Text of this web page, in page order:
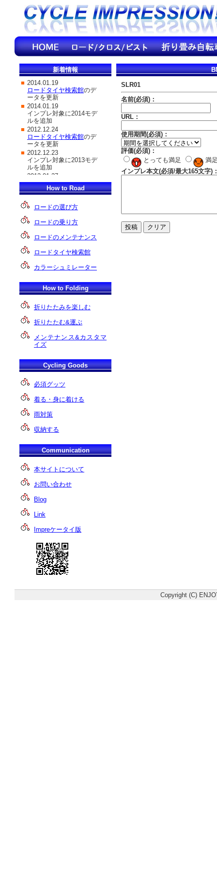
新着情報
How to Road
ロードの選び方
ロードの乗り方
ロードのメンテナンス
ロードタイヤ検索館
カラーシュミレーター
How to Folding
折りたたみを楽しむ
折りたたむ&運ぶ
メンテナンス&カスタマ
イズ
Cycling Goods
必須グッツ
着る・身に着ける
雨対策
収納する
Communication
本サイトについて
お問い合わせ
Blog
Link
Impreケータイ版
SLR01
名前(必須)：
URL：
使用期間(必須)：
評価(必須)：
とっても満足
満
インプレ本文(必須/最大165文字)
Copyright (C)